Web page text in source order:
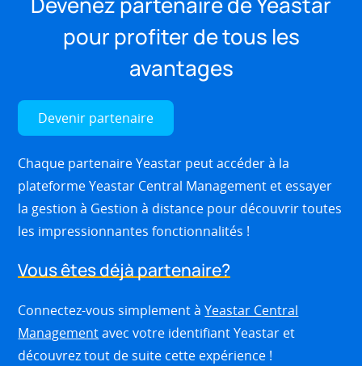
pour profiter de tous les
avantages
Devenir partenaire
Chaque partenaire Yeastar peut accéder à la
plateforme Yeastar Central Management et essayer
la gestion à Gestion à distance pour découvrir toutes
les impressionnantes fonctionnalités !
Vous êtes déjà partenaire?
Connectez-vous simplement àYeastar Central
Managementavec votre identifiant Yeastar et
découvrez tout de suite cette expérience !